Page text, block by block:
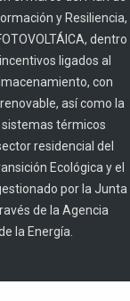
y Resiliencia,
dentro
ligados al
con
así como la
térmicos
residencial del
Ecológica y el
por la Junta
de la Agencia
la Energía.